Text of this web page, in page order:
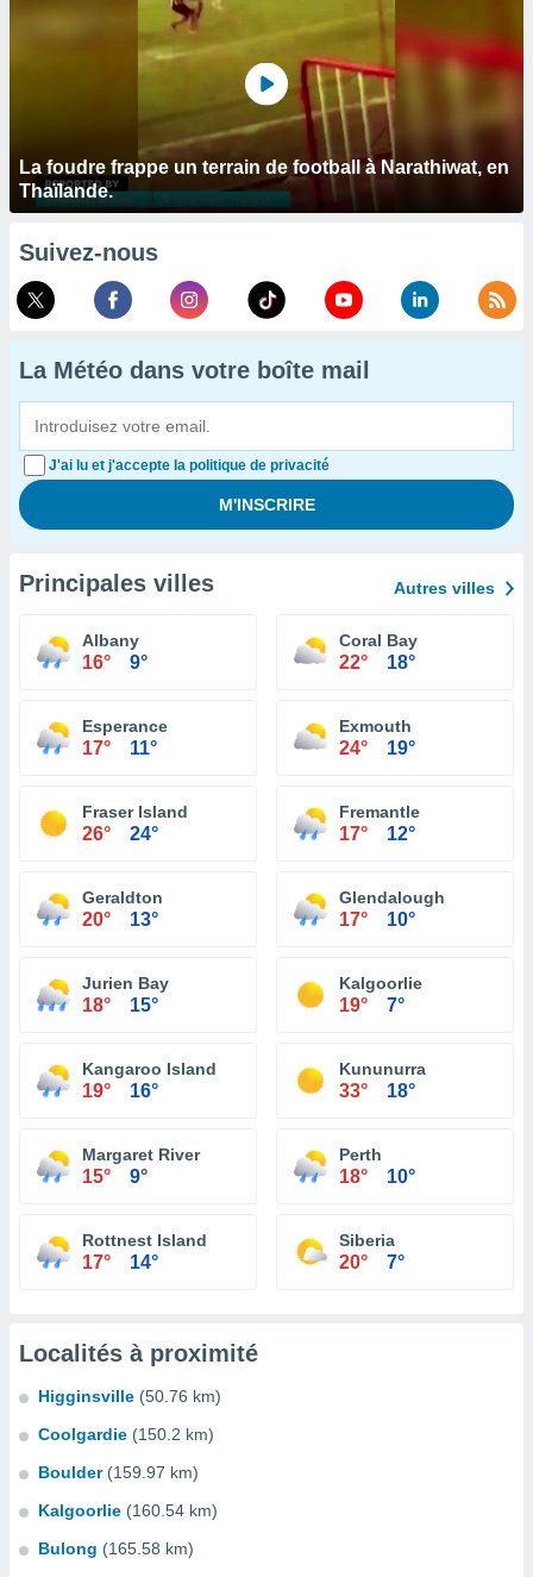
La foudre frappe un terrain de football à Narathiwat, en
Thaïlande.
Suivez-nous
La Météo dans votre boîte mail
J'ai lu et j'accepte la politique de privacité
Principales villes Autres villes
Albany
16° 9°
Coral Bay
22° 18°
Esperance
17° 11°
Exmouth
24° 19°
Fraser Island
26° 24°
Fremantle
17° 12°
Geraldton
20° 13°
Glendalough
17° 10°
Jurien Bay
18° 15°
Kalgoorlie
19° 7°
Kangaroo Island
19° 16°
Kununurra
33° 18°
Margaret River
15° 9°
Perth
18° 10°
Rottnest Island
17° 14°
Siberia
20° 7°
Localités à proximité
Higginsville (50.76 km)
Coolgardie (150.2 km)
Boulder (159.97 km)
Kalgoorlie (160.54 km)
Bulong (165.58 km)